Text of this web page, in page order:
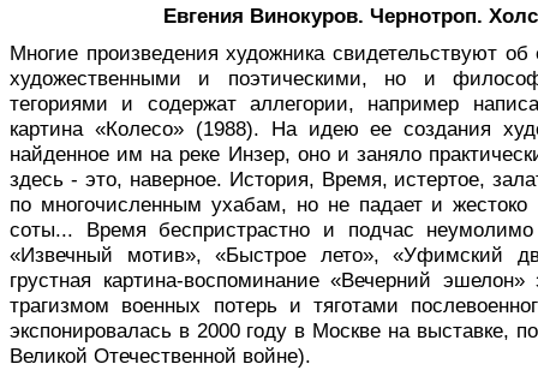
Евгения Винокуров. Чернотроп.
Многие произведения художника сви­детельствуют
художественными и поэтическими, но и
тегориями и содержат аллегории, напри­мер
картина «Колесо» (1988). На идею ее соз­дания
найденное им на реке Инзер, оно и заняло
здесь - это, наверное. История, Вре­мя, истертое,
по многочисленным ухабам, но не падает и
соты... Время беспристрастно и подчас
«Извечный мотив», «Быстрое лето», «Уфимский
грустная картина-воспоминание «Вечерний
трагизмом военных потерь и тяготами
экспонировалась в 2000 году в Москве на выставке,
Великой Отечествен­ной войне).